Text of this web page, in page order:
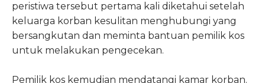
peristiwa tersebut pertama kali diketahui setelah
keluarga korban kesulitan menghubungi yang
bersangkutan dan meminta bantuan pemilik kos
untuk melakukan pengecekan.
Pemilik kos kemudian mendatangi kamar korban.